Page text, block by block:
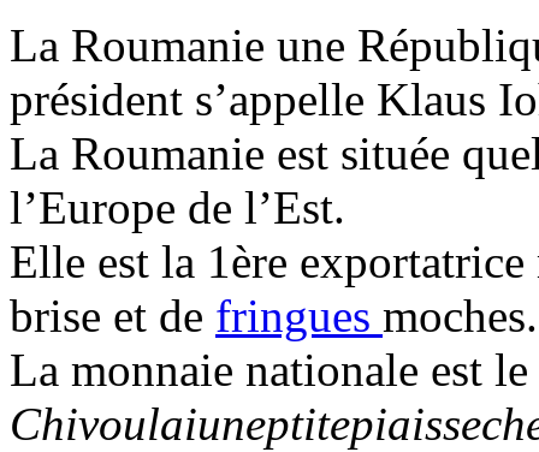
La Roumanie une
président s’appelle Klaus
La Roumanie est située
l’Europe de l’Est.
Elle est la 1ère
brise et de fringues moches.
La monnaie nationale est le